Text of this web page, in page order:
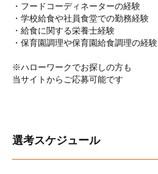
・フードコーディネーターの経験
・学校給食や社員食堂での勤務経験
・給食に関する栄養士経験
・保育園調理や保育園給食調理の経験
※ハローワークでお探しの方も
当サイトからご応募可能です
選考スケジュール